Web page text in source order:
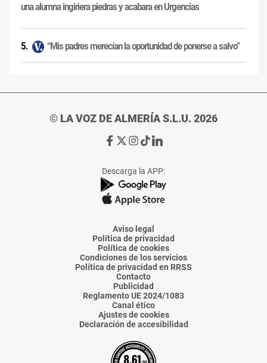
una alumna ingiriera piedras y acabara en Urgencias
“Mis padres merecían la oportunidad de ponerse a salvo”
© LA VOZ DE ALMERÍA S.L.U. 2026
Ir
de
La
Voz
Almería
Ir
de
La
Voz
Almería
Ir
de
La
Voz
Almería
Ir
de
La
Voz
Almería
Ir
de
La
Voz
Descarga la APP:
Aviso legal
Política de privacidad
Política de cookies
Condiciones de los servicios
Política de privacidad en RRSS
Contacto
Publicidad
Reglamento UE 2024/1083
Canal ético
Ajustes de cookies
Declaración de accesibilidad